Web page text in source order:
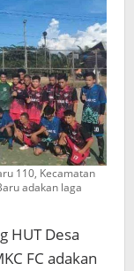
110, Kecamatan
adakan laga
HUT Desa
FC adakan